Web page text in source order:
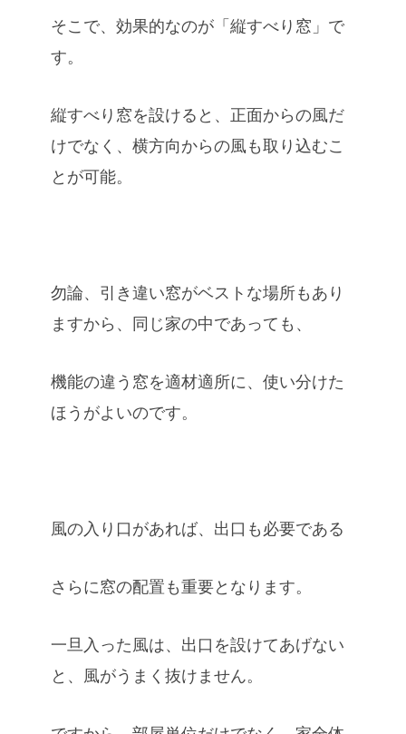
そこで、効果的なのが「縦すべり窓」で
す。
縦すべり窓を設けると、正面からの風だ
けでなく、横方向からの風も取り込むこ
とが可能。
勿論、引き違い窓がベストな場所もあり
ますから、同じ家の中であっても、
機能の違う窓を適材適所に、使い分けた
ほうがよいのです。
風の入り口があれば、出口も必要である
さらに窓の配置も重要となります。
一旦入った風は、出口を設けてあげない
と、風がうまく抜けません。